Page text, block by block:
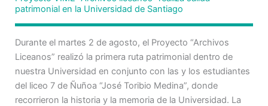
patrimonial en la Universidad de Santiago
Durante el martes 2 de agosto, el Proyecto “Archivos
Liceanos” realizó la primera ruta patrimonial dentro de
nuestra Universidad en conjunto con las y los estudiantes
del liceo 7 de Ñuñoa “José Toribio Medina”, donde
recorrieron la historia y la memoria de la Universidad. La